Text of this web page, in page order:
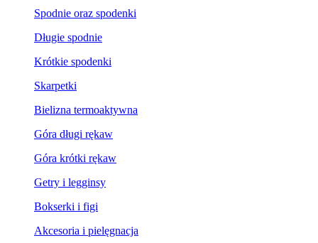
Spodnie oraz spodenki
Długie spodnie
Krótkie spodenki
Skarpetki
Bielizna termoaktywna
Góra długi rękaw
Góra krótki rękaw
Getry i legginsy
Bokserki i figi
Akcesoria i pielęgnacja